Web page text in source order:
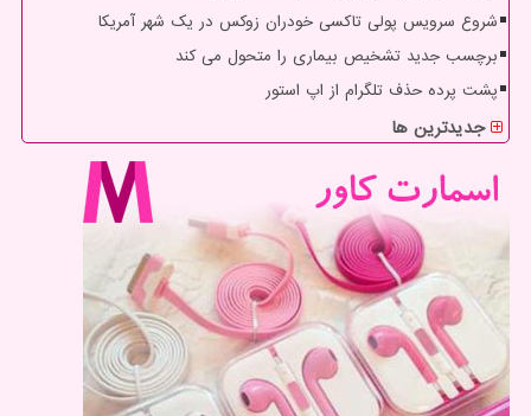
شروع سرویس پولی تاکسی خودران زوکس در یک شهر آمریکا
برچسب جدید تشخیص بیماری را متحول می کند
پشت پرده حذف تلگرام از اپ استور
جدیدترین ها